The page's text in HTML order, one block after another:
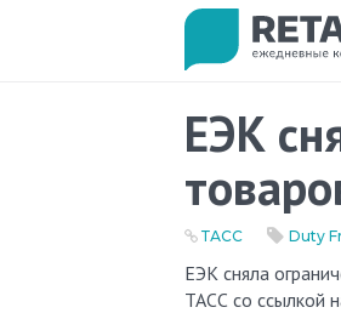
ЕЭК
ТАСС Duty
ЕЭК сняла ограничения по весу и габаритам для продажи товаров в магазинах беспошлинной торговли, пишет
ТАСС со ссылкой